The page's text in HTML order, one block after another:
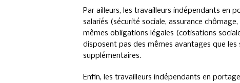
Par ailleurs, les travailleurs indépendants en
salariés (sécurité sociale, assurance
mêmes obligations légales (cotisations
disposent pas des mêmes avantages que les
supplémentaires.
Enfin, les travailleurs indépendants en